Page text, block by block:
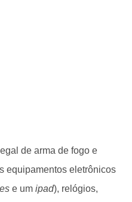
de arma de fogo e
equipamentos eletrônicos
e um ipad), relógios,